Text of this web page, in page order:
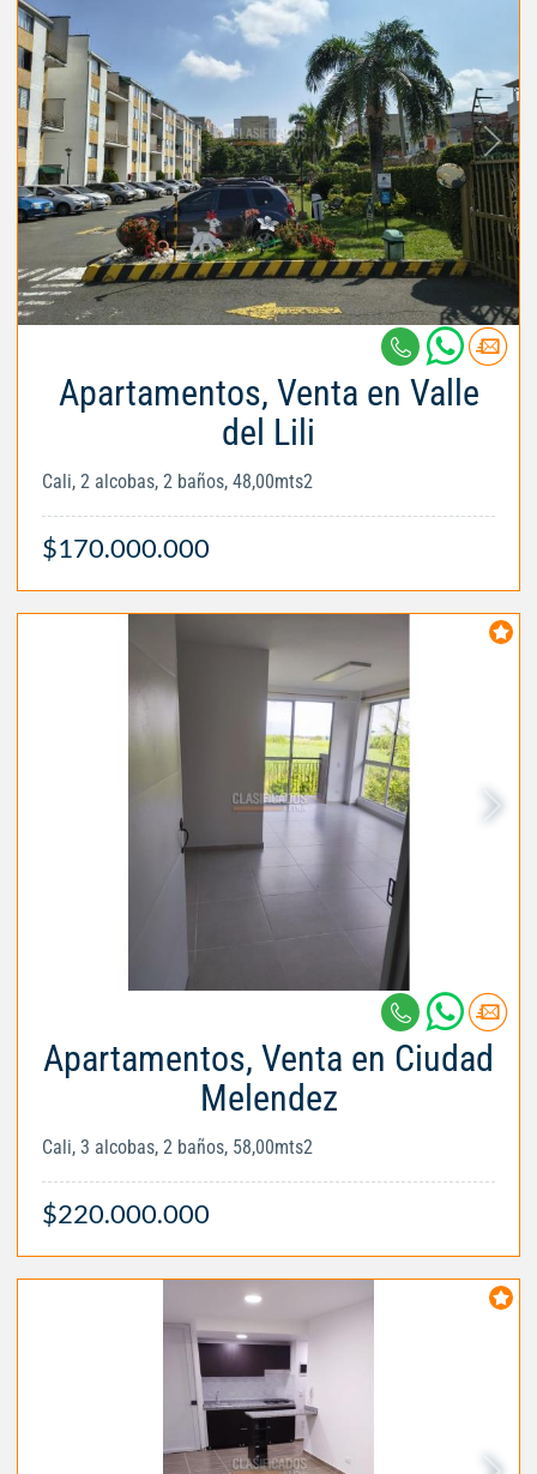
Apartamentos, Venta en Valle
del Lili
Cali, 2 alcobas, 2 baños, 48,00mts2
$170.000.000
Apartamentos, Venta en Ciudad
Melendez
Cali, 3 alcobas, 2 baños, 58,00mts2
$220.000.000